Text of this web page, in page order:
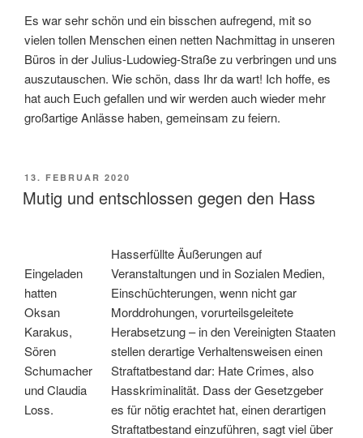
Es war sehr schön und ein bisschen aufregend, mit so
vielen tollen Menschen einen netten Nachmittag in unseren
Büros in der Julius-Ludowieg-Straße zu verbringen und uns
auszutauschen. Wie schön, dass Ihr da wart! Ich hoffe, es
hat auch Euch gefallen und wir werden auch wieder mehr
großartige Anlässe haben, gemeinsam zu feiern.
VERÖFFENTLICHT
AM
13. FEBRUAR 2020
Mutig und entschlossen gegen den Hass
Eingeladen
hatten
Oksan
Karakus,
Sören
Schumacher
und Claudia
Loss.
Hasserfüllte Äußerungen auf
Veranstaltungen und in Sozialen Medien,
Einschüchterungen, wenn nicht gar
Morddrohungen, vorurteilsgeleitete
Herabsetzung – in den Vereinigten Staaten
stellen derartige Verhaltensweisen einen
Straftatbestand dar: Hate Crimes, also
Hasskriminalität. Dass der Gesetzgeber
es für nötig erachtet hat, einen derartigen
Straftatbestand einzuführen, sagt viel über